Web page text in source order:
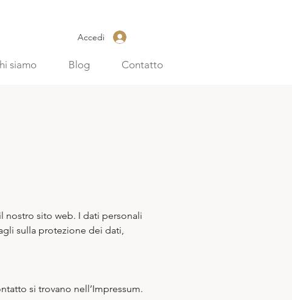
siamo Blog Contatto
Accedi
nostro sito web. I dati personali
sulla protezione dei dati,
si trovano nell’Impressum.